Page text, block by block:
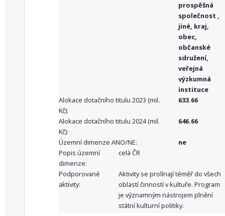
prospěšná
společnost ,
jiné, kraj,
obec,
občanské
sdružení,
veřejná
výzkumná
instituce
Alokace dotačního titulu 2023 (mil.
Kč):
633.66
Alokace dotačního titulu 2024 (mil.
Kč):
646.66
Územní dimenze ANO/NE:
ne
Popis územní
dimenze:
celá ČR
Podporované
aktivity:
Aktivity se prolínají téměř do všech
oblastí činností v kultuře. Program
je významným nástrojem plnění
státní kulturní politiky.